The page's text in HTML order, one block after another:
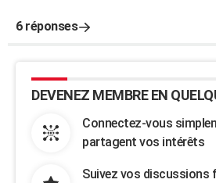
6 réponses
DEVENEZ MEMBRE EN
Connectez-vous
partagent vos intérêts
Suivez vos discussions